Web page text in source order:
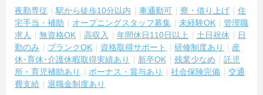
夜勤専従 駅から徒歩10分以内 車通勤可 寮・借り上げ
住
宅手当・補助
オープニングスタッフ募集 未経験OK
管理職
求人
無資格OK 高収入 年間休日110日以上 土日祝休
日
勤のみ
ブランクOK 資格取得サポート 研修制度あり
産
休･育休･介護休暇取得実績あり
新卒OK 残業少なめ
託児
所・育児補助あり
ボーナス・賞与あり 社会保険完備
交通
費支給
退職金制度あり